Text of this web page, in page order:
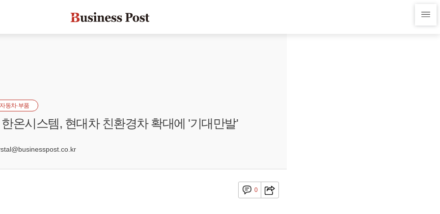
자동차·부품
온시스템, 현대차 친환경차 확대에 '기대만발'
0